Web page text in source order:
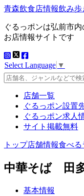
青森飲食店情報飲み
ぐるっポンは弘前市内
お店情報サイトです
Select Language ▼
店舗一覧
ぐるっポン設置
ぐるっポン求人
サイト掲載無料
トップ店舗情報食べる
中華そば 田
基本情報